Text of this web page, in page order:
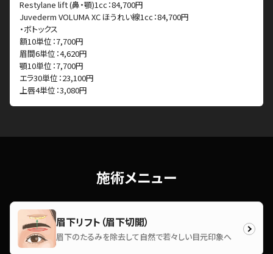
Restylane lift (鼻・顎)1cc：84,700円
Juvederm VOLUMA XC ほうれい線1cc：84,700円
・ボトックス
額10単位：7,700円
眉間6単位：4,620円
顎10単位：7,700円
エラ30単位：23,100円
上唇4単位：3,080円
施術メニュー
眉下リフト（眉下切開）
眉下のたるみを除去して自然で若々しい目元印象へ